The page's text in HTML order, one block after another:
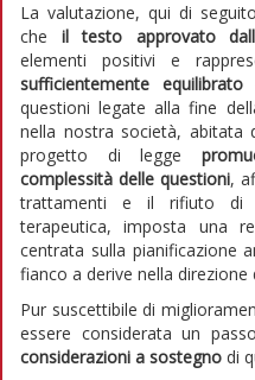
La valutazione, qui di
che il testo approvato
elementi positivi e
sufficientemente equilibrato
questioni legate alla fine
nella nostra società, abitata
progetto di legge
complessità delle questioni,
trattamenti e il rifiuto di
terapeutica, imposta una
centrata sulla pianificazione
fianco a derive nella direzione
Pur suscettibile di
essere considerata un
considerazioni a sostegno di